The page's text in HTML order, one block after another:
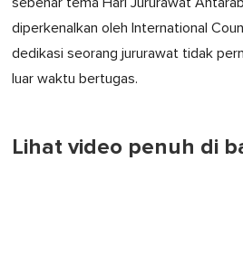
diperkenalkan oleh International
dedikasi seorang jururawat tidak
luar waktu bertugas.
Lihat video penuh di